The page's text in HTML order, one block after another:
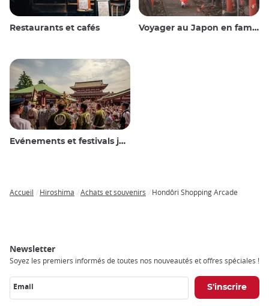
Restaurants et cafés Voyager au Japon en famille
Evénements et festivals japonais
Accueil Hiroshima Achats et souvenirs Hondôri Shopping Arcade
Newsletter
Soyez les premiers informés de toutes nos nouveautés et offres spéciales !
Email